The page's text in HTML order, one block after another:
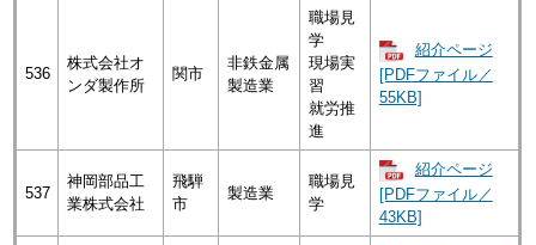
536
株式会社オ
ンダ製作所
関市
非鉄金属
製造業
職場見
学
現場実
習
就労推
進
紹介ページ
[PDFファイル／
55KB]
537
神岡部品工
業株式会社
飛騨
市
製造業
職場見
学
紹介ページ
[PDFファイル／
43KB]